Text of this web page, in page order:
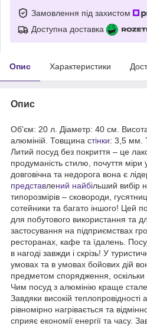
Замовлення під захистом
Доступна доставка
Опис Характеристики
Опис
Об'єм: 20 л. Діаметр: 40 см.
алюміній. Товщина стінки: 3,5 мм.
Литий посуд без покриття – це
продуманість стилю, почуття міри
довговічна та недорога вона є
представлений найбільший вибір
типорозмірів – сковороди,
сотейники та багато іншого! Цей
для побутового використання та
застосування на підприємствах
ресторанах, кафе та їдалень.
в нагоді завжди і скрізь! У
умовах та в умовах бойових дій
предметом спорядження,
Чим посуд з алюмінію краще
Завдяки високій
рівномірно нагрівається та
сприяє економії енергії та часу.